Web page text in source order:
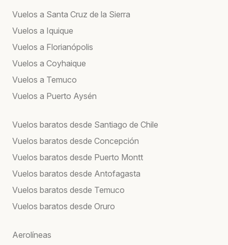
Vuelos a Santa Cruz de la Sierra
Vuelos a Iquique
Vuelos a Florianópolis
Vuelos a Coyhaique
Vuelos a Temuco
Vuelos a Puerto Aysén
Vuelos baratos desde Santiago de Chile
Vuelos baratos desde Concepción
Vuelos baratos desde Puerto Montt
Vuelos baratos desde Antofagasta
Vuelos baratos desde Temuco
Vuelos baratos desde Oruro
Aerolíneas